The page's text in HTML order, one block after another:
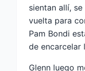
sientan allí,
vuelta para
Pam Bondi
de encarcelar
Glenn luego